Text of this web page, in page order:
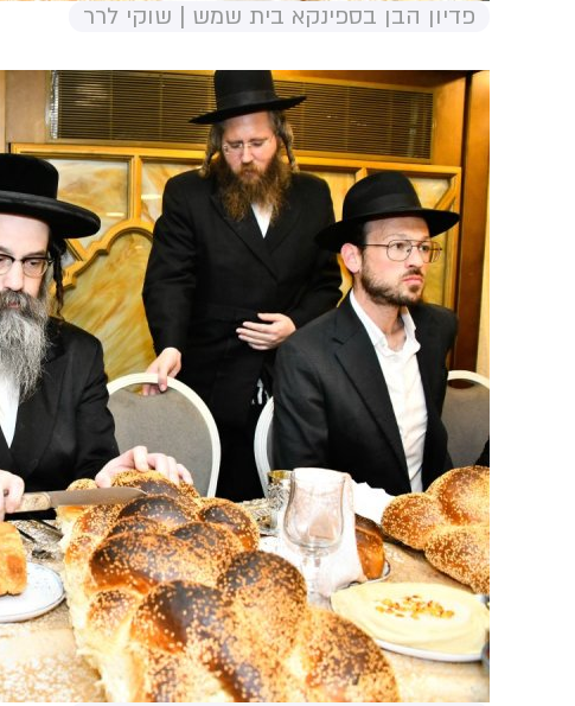
פדיון הבן בספינקא בית שמש | שוקי לרר